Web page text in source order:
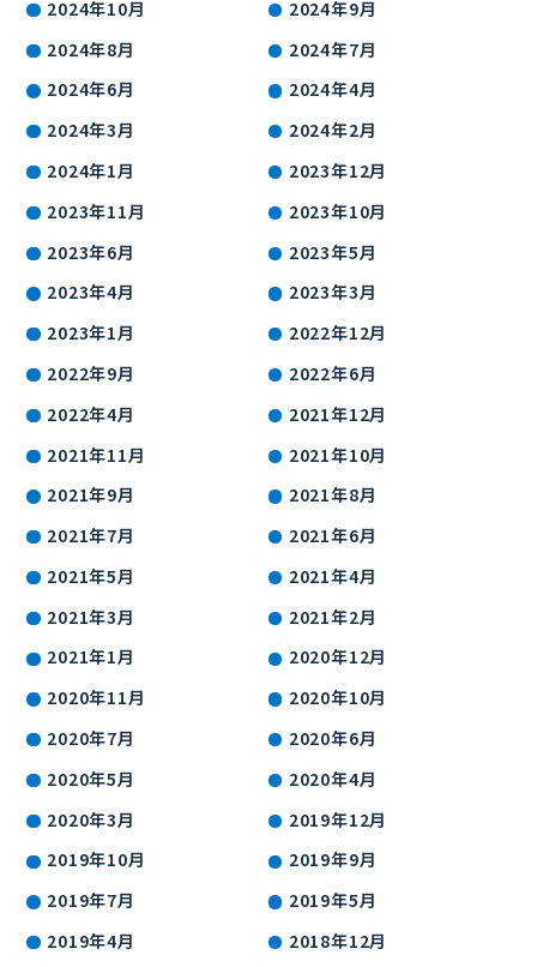
2024年10月
2024年9月
2024年8月
2024年7月
2024年6月
2024年4月
2024年3月
2024年2月
2024年1月
2023年12月
2023年11月
2023年10月
2023年6月
2023年5月
2023年4月
2023年3月
2023年1月
2022年12月
2022年9月
2022年6月
2022年4月
2021年12月
2021年11月
2021年10月
2021年9月
2021年8月
2021年7月
2021年6月
2021年5月
2021年4月
2021年3月
2021年2月
2021年1月
2020年12月
2020年11月
2020年10月
2020年7月
2020年6月
2020年5月
2020年4月
2020年3月
2019年12月
2019年10月
2019年9月
2019年7月
2019年5月
2019年4月
2018年12月